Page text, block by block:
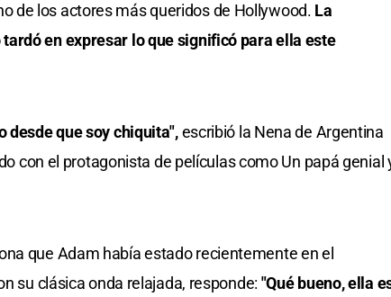
de los actores más queridos de Hollywood. La
en expresar lo que significó para ella este
desde que soy chiquita",escribió la Nena de Argentina
con el protagonista de películas como Un papá genial
que Adam había estado recientemente en el
su clásica onda relajada, responde: "Qué bueno, ella